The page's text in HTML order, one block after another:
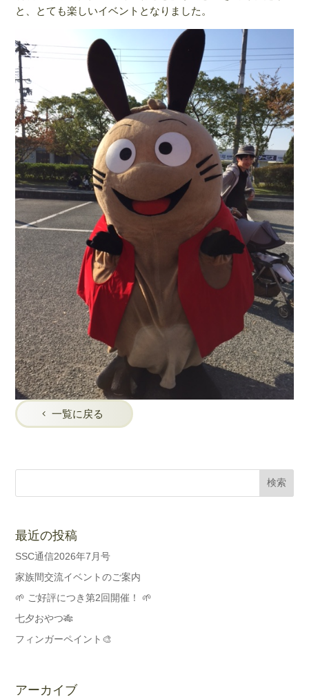
と、とても楽しいイベントとなりました。
一覧に戻る
最近の投稿
SSC通信2026年7月号
家族間交流イベントのご案内
🌱 ご好評につき第2回開催！ 🌱
七夕おやつ🎋
フィンガーペイント🎨
アーカイブ